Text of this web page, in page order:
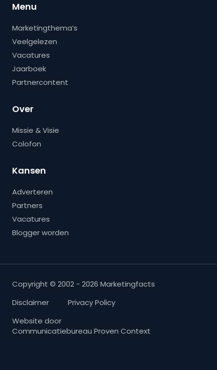
Menu
Marketingthema’s
Veelgelezen
Vacatures
Jaarboek
Partnercontent
Over
Missie & Visie
Colofon
Kansen
Adverteren
Partners
Vacatures
Blogger worden
Copyright © 2002 - 2026 Marketingfacts
Disclaimer
Privacy Policy
Website door
Communicatiebureau Proven Context